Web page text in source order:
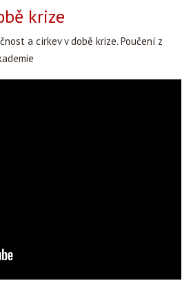
krize
a církev v době krize. Poučení z